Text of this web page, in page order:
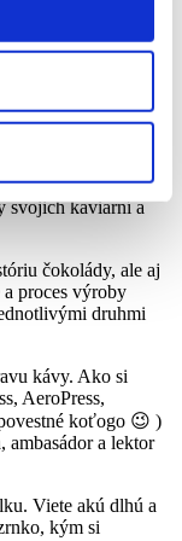
kávy. Ako si
AeroPress,
koťogo 😉 )
spol.
skúsenosti s kávou,
svojich kaviarní a
čokolády, ale aj
proces výroby
druhmi
kávy. Ako si
AeroPress,
koťogo 😉 )
ambasádor a lektor
Viete akú dlhú a
kým si